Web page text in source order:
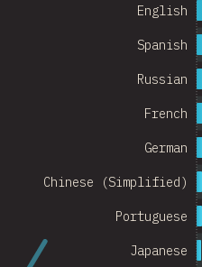
Denmark
Israel
Romania
Korea
Portugal
Austria
Switzerland
Belgium
Japanese
Portuguese
Chinese (Simplified)
German
French
Russian
Spanish
English